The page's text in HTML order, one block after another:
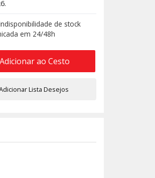
de stock
em 24/48h
ao Cesto
Lista Desejos